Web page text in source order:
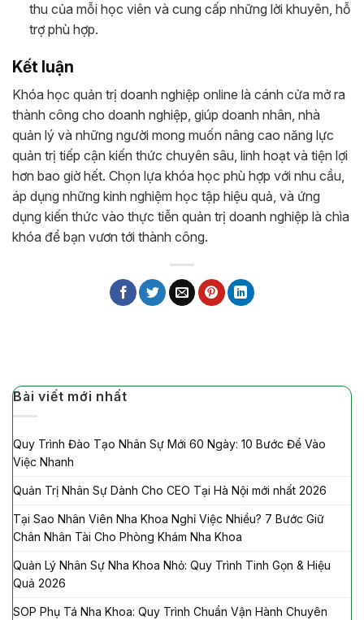
thu của mỗi học viên và cung cấp những lời khuyên, hỗ
trợ phù hợp.
Kết luận
Khóa học quản trị doanh nghiệp online là cánh cửa mở ra
thành công cho doanh nghiệp, giúp doanh nhân, nhà
quản lý và những người mong muốn nâng cao năng lực
quản trị tiếp cận kiến thức chuyên sâu, linh hoạt và tiện lợi
hơn bao giờ hết. Chọn lựa khóa học phù hợp với nhu cầu,
áp dụng những kinh nghiệm học tập hiệu quả, và ứng
dụng kiến thức vào thực tiễn quản trị doanh nghiệp là chìa
khóa để bạn vươn tới thành công.
Bài viết mới nhất
Quy Trình Đào Tạo Nhân Sự Mới 60 Ngày: 10 Bước Để Vào
Việc Nhanh
Quản Trị Nhân Sự Dành Cho CEO Tại Hà Nội mới nhất 2026
Tại Sao Nhân Viên Nha Khoa Nghỉ Việc Nhiều? 7 Bước Giữ
Chân Nhân Tài Cho Phòng Khám Nha Khoa
Quản Lý Nhân Sự Nha Khoa Nhỏ: Quy Trình Tinh Gọn & Hiệu
Quả 2026
SOP Phụ Tá Nha Khoa: Quy Trình Chuẩn Vận Hành Chuyên